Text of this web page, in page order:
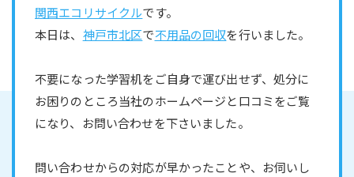
関西エコリサイクルです。
本日は、 神戸市北区で不用品の回収を行いました。
不要になった学習机をご自身で運び出せず、処分に
お困りのところ当社のホームページと口コミをご覧
になり、お問い合わせを下さいました。
問い合わせからの対応が早かったことや、お伺いし